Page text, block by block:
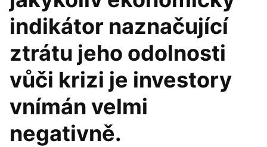
indikátor naznačující
ztrátu jeho odolnosti
vůči krizi je investory
vnímán velmi
negativně.